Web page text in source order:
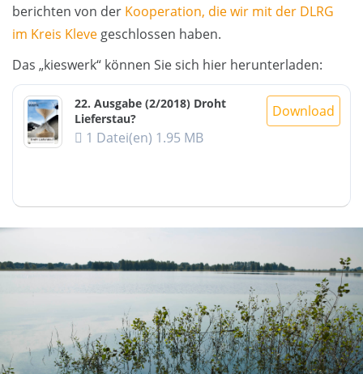
berichten von der Kooperation, die wir mit der DLRG
im Kreis Kleve geschlossen haben.
Das „kieswerk“ können Sie sich hier herunterladen:
22. Ausgabe (2/2018) Droht
Lieferstau?
1 Datei(en) 1.95 MB
Download